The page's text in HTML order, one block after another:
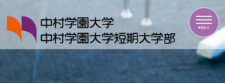
中村学園大学・中村学園大学短期大学部
MENU